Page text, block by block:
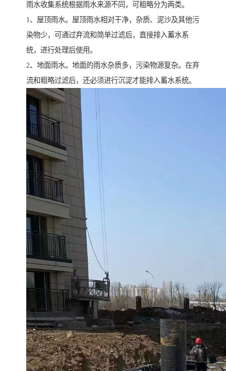
雨水收集系统根据雨水来源不同，可粗略分为两类。
1、屋顶雨水。屋顶雨水相对干净，杂质、泥沙及其他污
染物少，可通过弃流和简单过滤后，直接排入蓄水系
统，进行处理后使用。
2、地面雨水。地面的雨水杂质多，污染物源复杂。在弃
流和粗略过滤后，还必须进行沉淀才能排入蓄水系统。